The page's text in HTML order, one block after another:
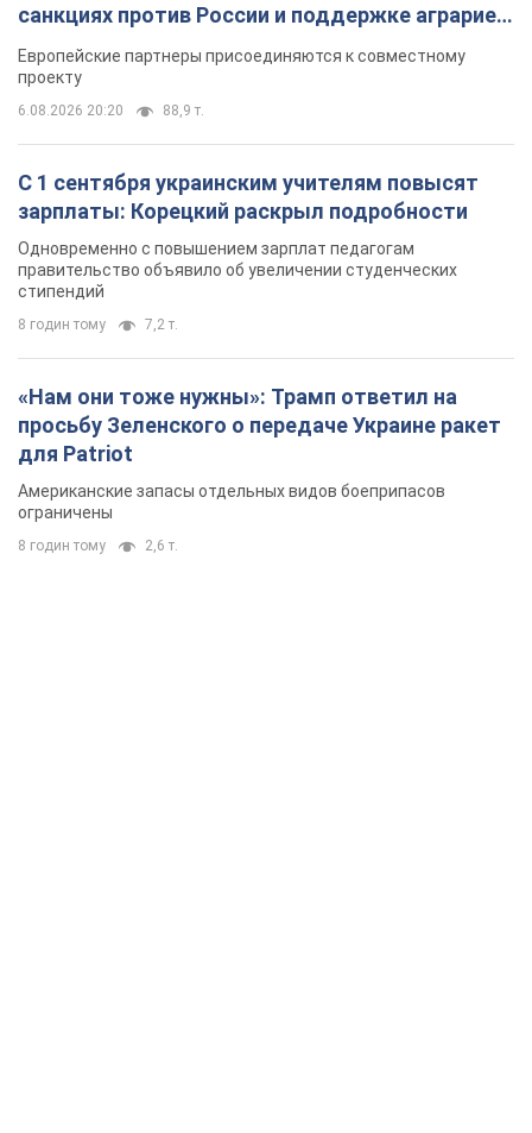
санкциях против России и поддержке аграриев.
Видео
Европейские партнеры присоединяются к совместному
проекту
6.08.2026 20:20 88,9 т.
С 1 сентября украинским учителям повысят
зарплаты: Корецкий раскрыл подробности
Одновременно с повышением зарплат педагогам
правительство объявило об увеличении студенческих
стипендий
8 годин тому 7,2 т.
«Нам они тоже нужны»: Трамп ответил на
просьбу Зеленского о передаче Украине ракет
для Patriot
Американские запасы отдельных видов боеприпасов
ограничены
8 годин тому 2,6 т.